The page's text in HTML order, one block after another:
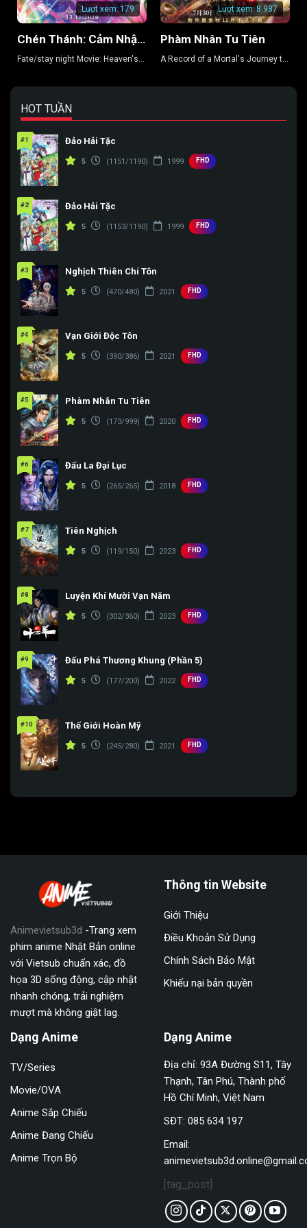
Lượt xem:179
Chén Thánh: Cảm Nhận Thiên Đường 3 – Khúc Xuân Ca
Fate/stay night Movie: Heaven's
Lượt xem:8.937
Phàm Nhân Tu Tiên
A Record of a Mortal's Journey to
HOT TUẦN
#1 Đảo Hải Tặc
5 (1151/1190) 1999 FHD
#2 Đảo Hải Tặc
5 (1153/1190) 1999 FHD
#3 Nghịch Thiên Chí Tôn
5 (470/480) 2021 FHD
#4 Vạn Giới Độc Tôn
5 (390/386) 2021 FHD
#5 Phàm Nhân Tu Tiên
5 (173/999) 2020 FHD
#6 Đấu La Đại Lục
5 (265/265) 2018 FHD
#7 Tiên Nghịch
5 (119/150) 2023 FHD
#8 Luyện Khí Mười Vạn Năm
5 (302/360) 2023 FHD
#9 Đấu Phá Thương Khung (Phần 5)
5 (177/200) 2022 FHD
#10 Thế Giới Hoàn Mỹ
5 (245/280) 2021 FHD
Animevietsub3d -Trang xem
phim anime Nhật Bản online
với Vietsub chuẩn xác, đồ
họa 3D sống động, cập nhật
nhanh chóng, trải nghiệm
mượt mà không giật lag.
Thông tin Website
Giới Thiệu
Điều Khoản Sử Dụng
Chính Sách Bảo Mật
Khiếu nại bản quyền
Dạng Anime
TV/Series
Movie/OVA
Anime Sắp Chiếu
Anime Đang Chiếu
Anime Trọn Bộ
Dạng Anime
Địa chỉ: 93A Đường S11, Tây
Thạnh, Tân Phú, Thành phố
Hồ Chí Minh, Việt Nam
SĐT: 085 634 197
Email:
[tag_post]